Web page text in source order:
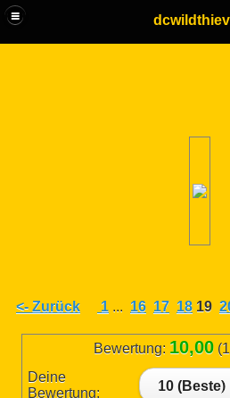
<- Zurück 1 ... 16 17 18 19
Bewertung: 10,00(1
Deine
Bewertung:
10 (Beste)